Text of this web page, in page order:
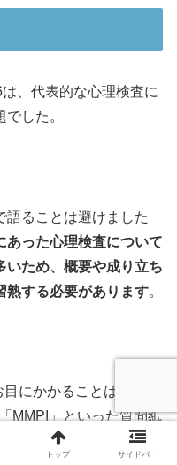
、代表的な心理検査に
した。
語ることは避けました
あった心理検査について
いため、概要や成り立ち
熟する必要があります。
にかかることはないで
MMPI」といった質問紙
ッハ・テスト」はよく実
トップ サイドバー